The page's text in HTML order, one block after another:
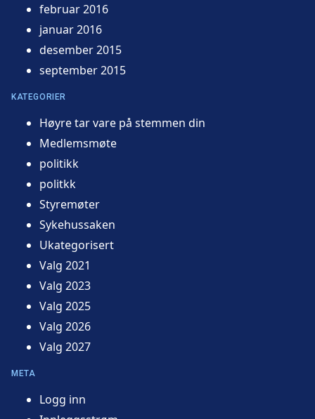
februar 2016
januar 2016
desember 2015
september 2015
KATEGORIER
Høyre tar vare på stemmen din
Medlemsmøte
politikk
politkk
Styremøter
Sykehussaken
Ukategorisert
Valg 2021
Valg 2023
Valg 2025
Valg 2026
Valg 2027
META
Logg inn